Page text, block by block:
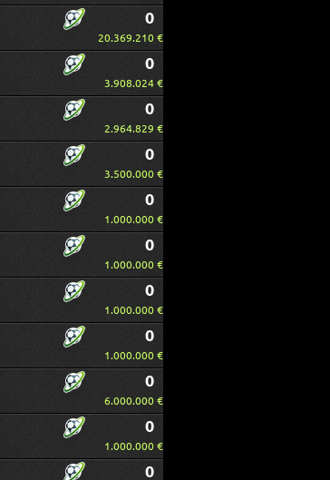
0
20.369.210 €
0
3.908.024 €
0
2.964.829 €
0
3.500.000 €
0
1.000.000 €
0
1.000.000 €
0
1.000.000 €
0
1.000.000 €
0
6.000.000 €
0
1.000.000 €
0